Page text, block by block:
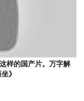
样的国产片。万字解
》